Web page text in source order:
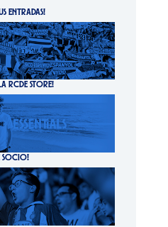
ENTRADAS!
RCDE STORE!
SOCIO!